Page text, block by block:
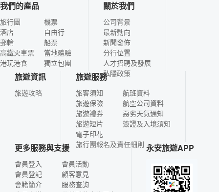
我們的產品
旅行團
酒店
郵輪
高鐵火車票
港玩港食
機票
自由行
船票
當地體驗
獨立包團
關於我們
公司背景
最新動向
新聞發佈
分行位置
人才招聘及發展
私隱政策
旅遊資訊
旅遊攻略
旅遊服務
旅客須知
旅遊保險
旅遊禮券
旅遊短片
電子印花
航班資料
航空公司資料
惡劣天氣通知
簽證及入境須知
旅行團報名及責任細則
更多服務與支援
會員登入
會員登記
會籍簡介
會員活動
顧客意見
服務查詢
永安旅遊APP